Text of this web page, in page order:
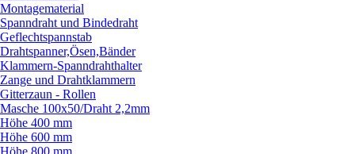
Montagematerial
Spanndraht und Bindedraht
Geflechtspannstab
Drahtspanner,Ösen,Bänder
Klammern-Spanndrahthalter
Zange und Drahtklammern
Gitterzaun - Rollen
Masche 100x50/Draht 2,2mm
Höhe 400 mm
Höhe 600 mm
Höhe 800 mm